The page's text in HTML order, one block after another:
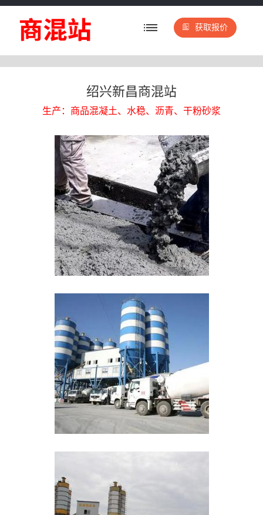
获取报价
绍兴新昌商混站
生产：商品混凝土、水稳、沥青、干粉砂浆